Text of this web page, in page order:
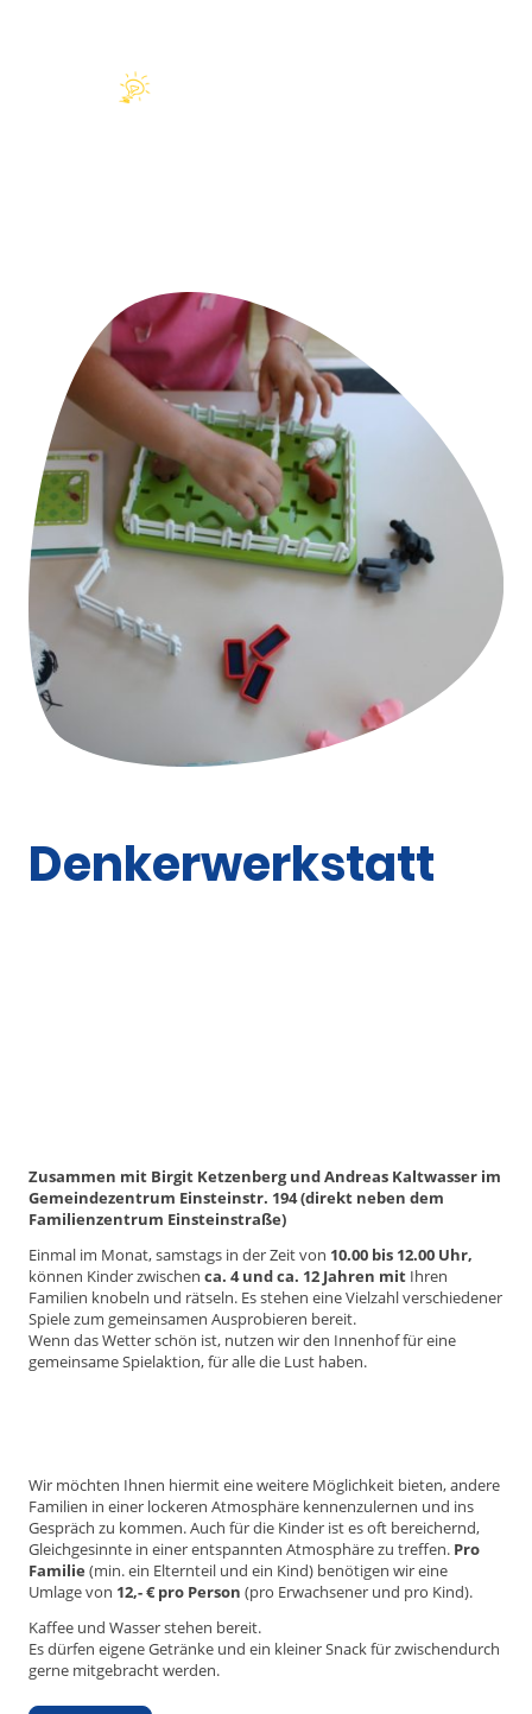
Denkerwerkstatt
Zusammen mit Birgit Ketzenberg und Andreas Kaltwasser im
Gemeindezentrum Einsteinstr. 194(direkt neben dem
Familienzentrum Einsteinstraße)
Einmal im Monat, samstags in der Zeit von 10.00 bis 12.00 Uhr,
können Kinder zwischen ca. 4 und ca. 12 Jahren mit Ihren
Familien knobeln und rätseln. Es stehen eine Vielzahl verschiedener
Spiele zum gemeinsamen Ausprobieren bereit.
Wenn das Wetter schön ist, nutzen wir den Innenhof für eine
gemeinsame Spielaktion, für alle die Lust haben.
Wir möchten Ihnen hiermit eine weitere Möglichkeit bieten, andere
Familien in einer lockeren Atmosphäre kennenzulernen und ins
Gespräch zu kommen. Auch für die Kinder ist es oft bereichernd,
Gleichgesinnte in einer entspannten Atmosphäre zu treffen. Pro
Familie (min. ein Elternteil und ein Kind) benötigen wir eine
Umlage von 12,- € pro Person (pro Erwachsener und pro Kind).
Kaffee und Wasser stehen bereit.
Es dürfen eigene Getränke und ein kleiner Snack für zwischendurch
gerne mitgebracht werden.